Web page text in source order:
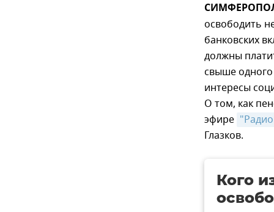
освободить
банковских
должны
свыше
интересы
О том, как
эфире
Глазков.
Кого